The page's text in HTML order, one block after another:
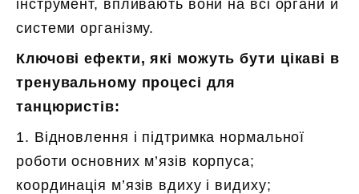
інструмент, впливають вони на всі органи й
системи організму.
Ключові ефекти, які можуть бути цікаві в
тренувальному процесі для
танцюристів:
1. Відновлення і підтримка нормальної
роботи основних м’язів корпуса;
координація м’язів вдиху і видиху;